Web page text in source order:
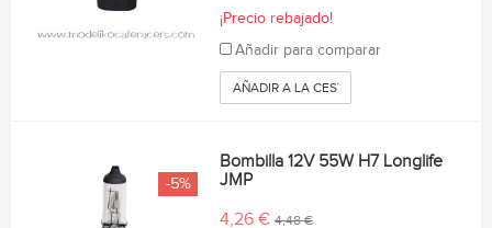
¡Precio rebajado!
Añadir para comparar
AÑADIR A LA CESTA
-5%
Bombilla 12V 55W H7 Longlife
JMP
4,26 €4,48 €